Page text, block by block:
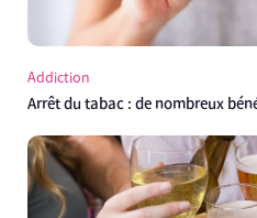
Addiction
Arrêt du tabac : de nombreux